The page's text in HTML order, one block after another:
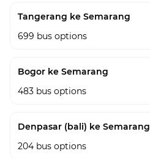
Tangerang ke Semarang
699 bus options
Bogor ke Semarang
483 bus options
Denpasar (bali) ke Semarang
204 bus options